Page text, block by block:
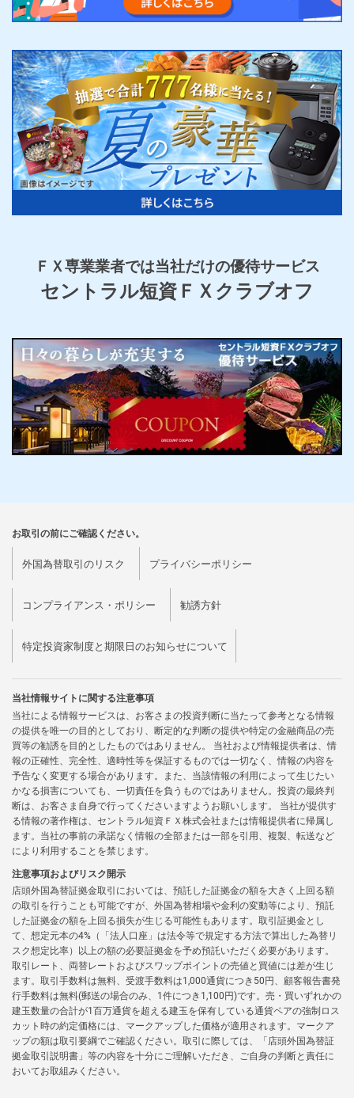
ＦＸ専業業者では当社だけの優待サービス
セントラル短資ＦＸ クラブオフ
お取引の前にご確認ください。
外国為替取引のリスク プライバシーポリシー
コンプライアンス・ポリシー 勧誘方針
特定投資家制度と期限日のお知らせについて
当社情報サイトに関する注意事項
当社による情報サービスは、お客さまの投資判断に当たって参考となる情報
の提供を唯一の目的としており、断定的な判断の提供や特定の金融商品の売
買等の勧誘を目的としたものではありません。 当社および情報提供者は、情
報の正確性、完全性、適時性等を保証するものでは一切なく、情報の内容を
予告なく変更する場合があります。また、当該情報の利用によって生じたい
かなる損害についても、一切責任を負うものではありません。投資の最終判
断は、お客さま自身で行ってくださいますようお願いします。 当社が提供す
る情報の著作権は、セントラル短資ＦＸ株式会社または情報提供者に帰属し
ます。当社の事前の承諾なく情報の全部または一部を引用、複製、転送など
により利用することを禁じます。
注意事項およびリスク開示
店頭外国為替証拠金取引においては、預託した証拠金の額を大きく上回る額
の取引を行うことも可能ですが、外国為替相場や金利の変動等により、預託
した証拠金の額を上回る損失が生じる可能性もあります。取引証拠金とし
て、想定元本の4%（「法人口座」は法令等で規定する方法で算出した為替リ
スク想定比率）以上の額の必要証拠金を予め預託いただく必要があります。
取引レート、両替レートおよびスワップポイントの売値と買値には差が生じ
ます。取引手数料は無料、受渡手数料は1,000通貨につき50円、顧客報告書発
行手数料は無料(郵送の場合のみ、1件につき1,100円)です。売・買いずれかの
建玉数量の合計が1百万通貨を超える建玉を保有している通貨ペアの強制ロス
カット時の約定価格には、マークアップした価格が適用されます。マークア
ップの額は取引要綱でご確認ください。取引に際しては、「店頭外国為替証
拠金取引説明書」等の内容を十分にご理解いただき、ご自身の判断と責任に
おいてお取組みください。